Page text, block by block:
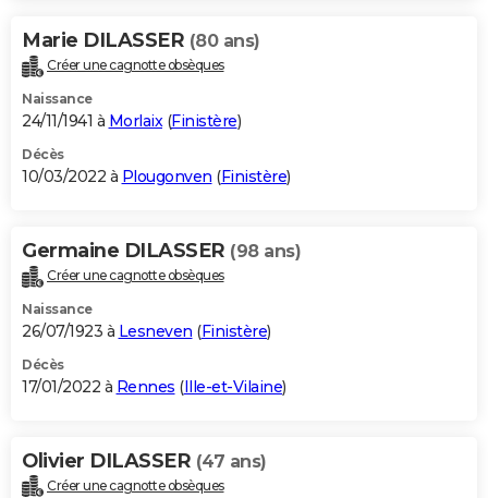
Marie DILASSER (80 ans)
Créer une cagnotte obsèques
Naissance
24/11/1941 à Morlaix(Finistère)
Décès
10/03/2022 à Plougonven (Finistère)
Germaine DILASSER (98 ans)
Créer une cagnotte obsèques
Naissance
26/07/1923 à Lesneven (Finistère)
Décès
17/01/2022 à Rennes (Ille-et-Vilaine)
Olivier DILASSER (47 ans)
Créer une cagnotte obsèques